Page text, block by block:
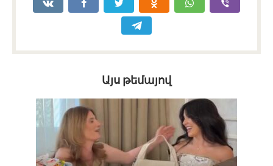
Այս թեմայով